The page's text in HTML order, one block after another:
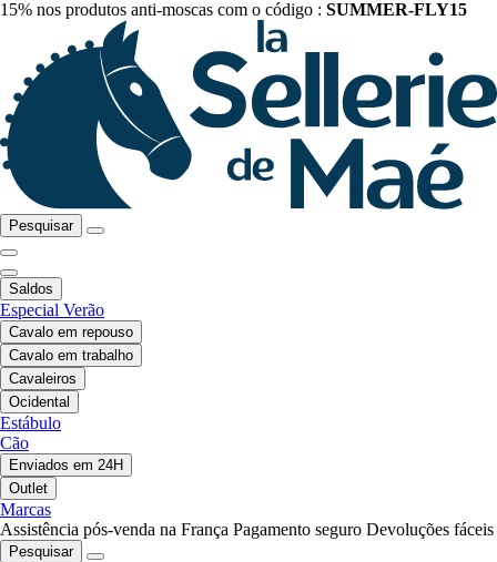
15% nos produtos anti-moscas com o código : SUMMER-FLY15
Pesquisar
Saldos
Especial Verão
Cavalo em repouso
Cavalo em trabalho
Cavaleiros
Ocidental
Estábulo
Cão
Enviados em 24H
Outlet
Marcas
Assistência pós-venda na França Pagamento seguro Devoluções fáceis
Pesquisar